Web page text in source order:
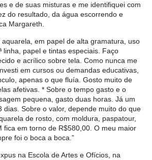
e de suas misturas e me identifiquei com
do resultado, da água escorrendo e
Margareth.
aquarela, em papel de alta gramatura, uso
linha, papel e tintas especiais. Faço
e acrílico sobre tela. Como nunca me
em cursos ou demandas educativas,
apenas o que fluía. Gosto muito de
afetivas. * Sobre o tempo gasto e o
pequena, gasto duas horas. Já um
dias. Sobre o valor, depende muito do que
de rosto, com moldura, paspatour,
fica em torno de R$580,00. O meu maior
foi o boca a boca.”
na Escola de Artes e Ofícios, na